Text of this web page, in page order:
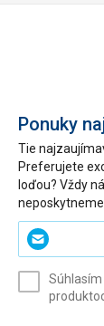
Ponuky
Tie
Preferujete
loďou? Vždy
Zadajte
svoj
(povinné)